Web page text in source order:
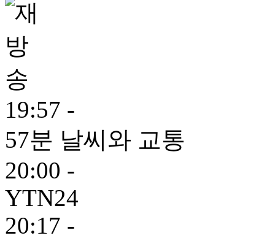
19:57 -
57분 날씨와 교통
20:00 -
YTN24
20:17 -